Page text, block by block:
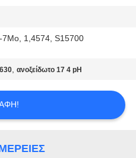
7Mo, 1,4574, S15700
,ανοξείδωτο 17 4 pH